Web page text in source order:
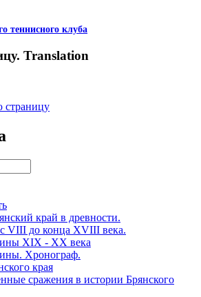
теннисного клуба
Translation
страницу
край в древности.
с VIII до конца XVIII века.
XIX - XX века
Хронограф.
края
сражения в истории Брянского